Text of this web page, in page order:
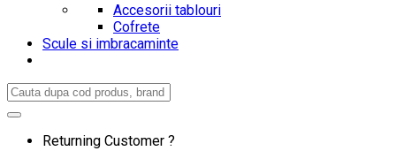
Accesorii tablouri
Cofrete
Scule si imbracaminte
Search
Returning Customer ?